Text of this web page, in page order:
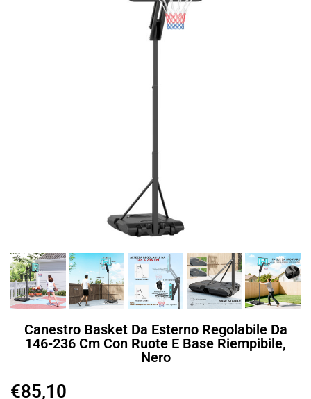
Canestro Basket Da Esterno Regolabile Da
146-236 Cm Con Ruote E Base Riempibile,
Nero
€85,10